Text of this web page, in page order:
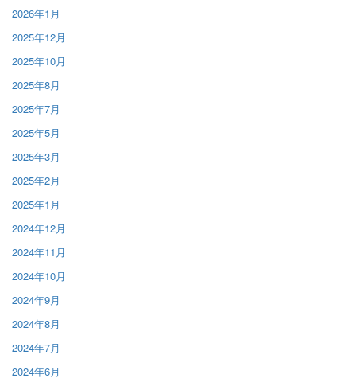
2026年1月
2025年12月
2025年10月
2025年8月
2025年7月
2025年5月
2025年3月
2025年2月
2025年1月
2024年12月
2024年11月
2024年10月
2024年9月
2024年8月
2024年7月
2024年6月